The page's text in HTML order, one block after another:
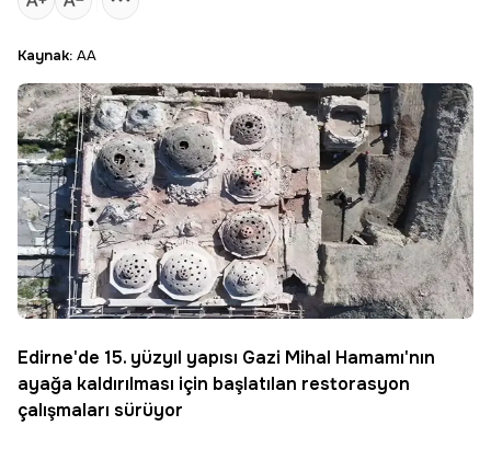
Kaynak: AA
Edirne'de 15. yüzyıl yapısı Gazi Mihal Hamamı'nın
ayağa kaldırılması için başlatılan restorasyon
çalışmaları sürüyor